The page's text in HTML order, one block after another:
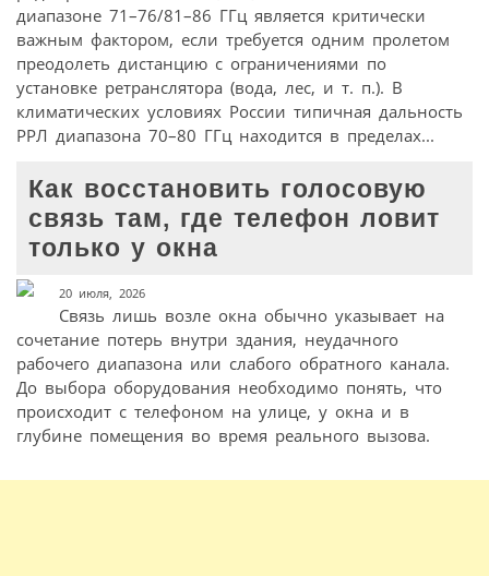
диапазоне 71–76/81–86 ГГц является критически
важным фактором, если требуется одним пролетом
преодолеть дистанцию с ограничениями по
установке ретранслятора (вода, лес, и т. п.). В
климатических условиях России типичная дальность
РРЛ диапазона 70–80 ГГц находится в пределах...
Как восстановить голосовую
связь там, где телефон ловит
только у окна
20 июля, 2026
Связь лишь возле окна обычно указывает на
сочетание потерь внутри здания, неудачного
рабочего диапазона или слабого обратного канала.
До выбора оборудования необходимо понять, что
происходит с телефоном на улице, у окна и в
глубине помещения во время реального вызова.